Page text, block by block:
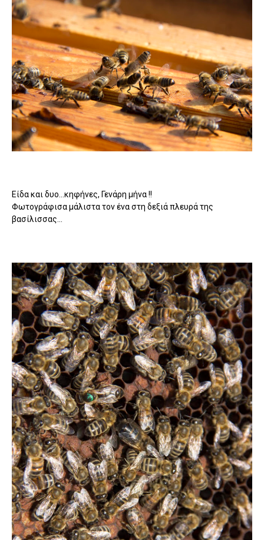
Είδα και δυο...κηφήνες, Γενάρη μήνα !!
Φωτογράφισα μάλιστα τον ένα στη δεξιά πλευρά της
βασίλισσας...